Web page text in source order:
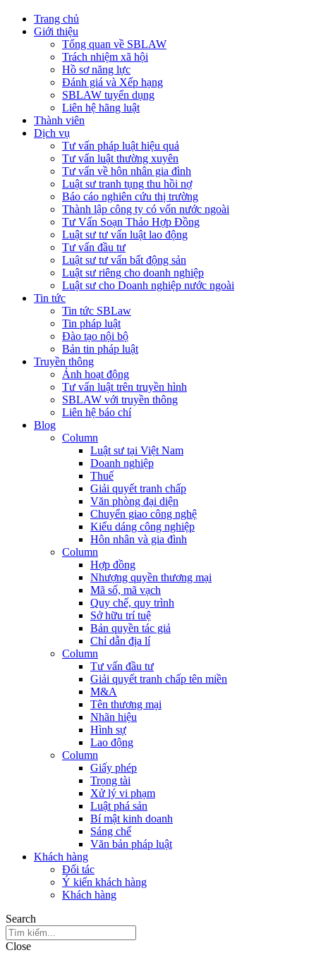
Trang chủ
Giới thiệu
Tổng quan về SBLAW
Trách nhiệm xã hội
Hồ sơ năng lực
Đánh giá và Xếp hạng
SBLAW tuyển dụng
Liên hệ hãng luật
Thành viên
Dịch vụ
Tư vấn pháp luật hiệu quả
Tư vấn luật thường xuyên
Tư vấn về hôn nhân gia đình
Luật sư tranh tụng thu hồi nợ
Báo cáo nghiên cứu thị trường
Thành lập công ty có vốn nước ngoài
Tư Vấn Soạn Thảo Hợp Đồng
Luật sư tư vấn luật lao động
Tư vấn đầu tư
Luật sư tư vấn bất động sản
Luật sư riêng cho doanh nghiệp
Luật sư cho Doanh nghiệp nước ngoài
Tin tức
Tin tức SBLaw
Tin pháp luật
Đào tạo nội bộ
Bản tin pháp luật
Truyền thông
Ảnh hoạt động
Tư vấn luật trên truyền hình
SBLAW với truyền thông
Liên hệ báo chí
Blog
Column
Luật sư tại Việt Nam
Doanh nghiệp
Thuế
Giải quyết tranh chấp
Văn phòng đại diện
Chuyển giao công nghệ
Kiểu dáng công nghiệp
Hôn nhân và gia đình
Column
Hợp đồng
Nhượng quyền thương mại
Mã số, mã vạch
Quy chế, quy trình
Sở hữu trí tuệ
Bản quyền tác giả
Chỉ dẫn địa lí
Column
Tư vấn đầu tư
Giải quyết tranh chấp tên miền
M&A
Tên thương mại
Nhãn hiệu
Hình sự
Lao động
Column
Giấy phép
Trọng tài
Xử lý vi phạm
Luật phá sản
Bí mật kinh doanh
Sáng chế
Văn bản pháp luật
Khách hàng
Đối tác
Ý kiến khách hàng
Khách hàng
Search
Close